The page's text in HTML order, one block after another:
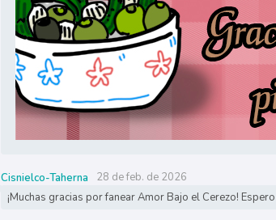
Cisnielco-Taherna
28 de feb. de 2026
¡Muchas gracias por fanear Amor Bajo el Cerezo!